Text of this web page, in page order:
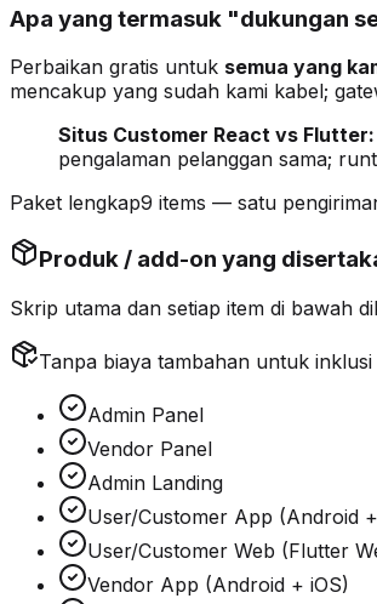
Apa yang termasuk "dukungan
Perbaikan gratis untuk semua yang
mencakup yang sudah kami kabel;
Situs Customer React vs Flutter:
pengalaman pelanggan sama;
Paket lengkap9 items — satu
Produk / add-on yang
Skrip utama dan setiap item di bawah
Tanpa biaya tambahan untuk inklusi
Admin Panel
Vendor Panel
Admin Landing
User/Customer App (Android
User/Customer Web (Flutter
Vendor App (Android + iOS)